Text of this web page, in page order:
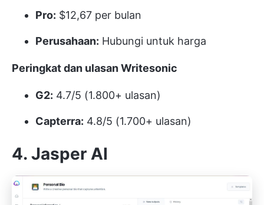
Pro: $12,67 per bulan
Perusahaan: Hubungi untuk harga
Peringkat dan ulasan Writesonic
G2: 4.7/5 (1.800+ ulasan)
Capterra: 4.8/5 (1.700+ ulasan)
4. Jasper AI